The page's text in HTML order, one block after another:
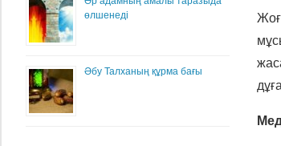
өлшенеді
Әбу Талханың құрма бағы